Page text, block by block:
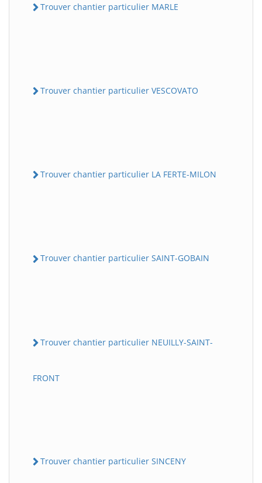
Trouver chantier particulier MARLE
Trouver chantier particulier VESCOVATO
Trouver chantier particulier LA FERTE-MILON
Trouver chantier particulier SAINT-GOBAIN
Trouver chantier particulier NEUILLY-SAINT-
FRONT
Trouver chantier particulier SINCENY